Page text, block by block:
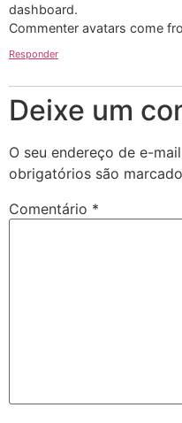
dashboard.
Commenter avatars come
Responder
Deixe um
O seu endereço de e-
obrigatórios são
Comentário *